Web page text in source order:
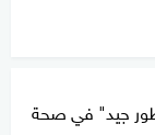
جيد" في صحة